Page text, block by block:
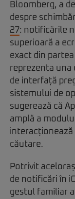
Bloomberg, a
despre
27: notificările
superioară a
exact din
reprezenta una
de interfață
sistemului de
sugerează că
amplă a
căutare.
Potrivit
de notificări în
gestul familiar